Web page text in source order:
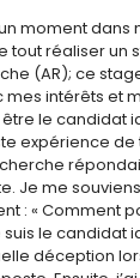
moment dans
tout réaliser un
(AR); ce
intérêts et
le candidat
expérience de
Je me
: « Comment
le candidat
déception